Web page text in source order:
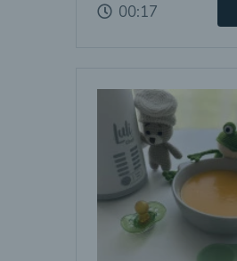
00:17